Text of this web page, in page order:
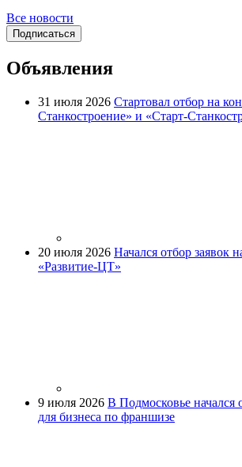
Все новости
Подписаться
Объявления
31 июля 2026 Стартовал отбор на
Станкостроение» и «Старт-
20 июля 2026 Начался отбор заявок
«Развитие-ЦТ»
9 июля 2026 В Подмосковье начался
для бизнеса по франшизе